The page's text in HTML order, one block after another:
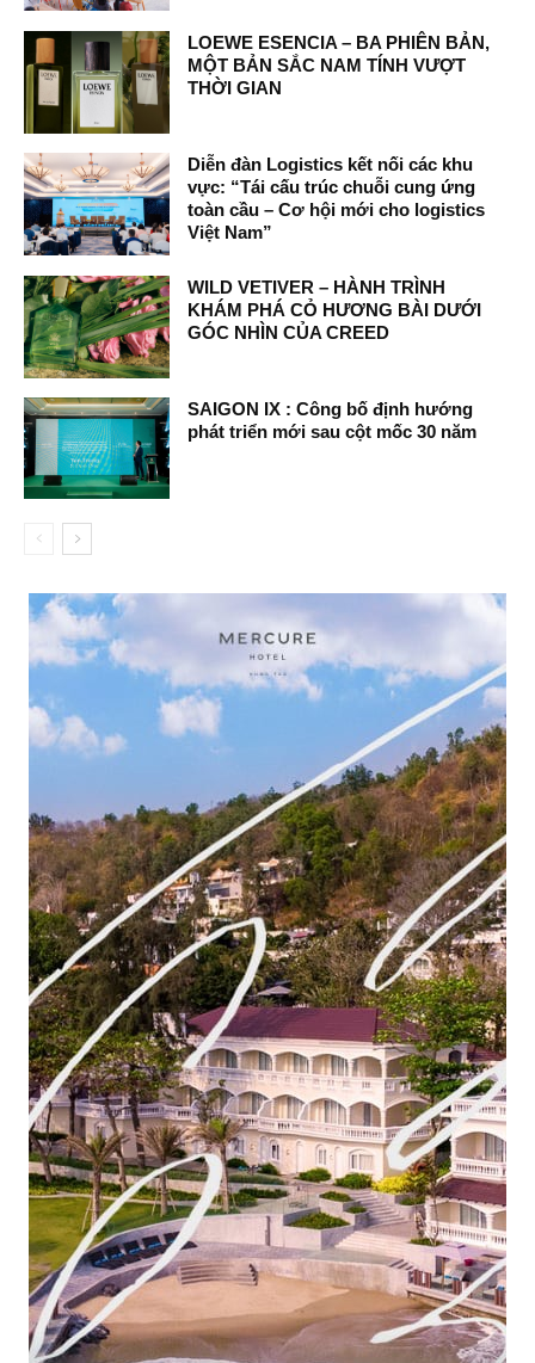
LOEWE ESENCIA – BA PHIÊN BẢN,
MỘT BẢN SẮC NAM TÍNH VƯỢT
THỜI GIAN
Diễn đàn Logistics kết nối các khu
vực: “Tái cấu trúc chuỗi cung ứng
toàn cầu – Cơ hội mới cho logistics
Việt Nam”
WILD VETIVER – HÀNH TRÌNH
KHÁM PHÁ CỎ HƯƠNG BÀI DƯỚI
GÓC NHÌN CỦA CREED
SAIGON IX : Công bố định hướng
phát triển mới sau cột mốc 30 năm